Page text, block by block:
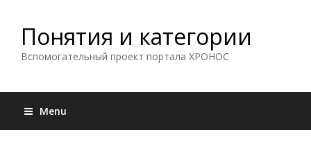
Понятия и категории
Вспомогательный проект портала ХРОНОС
Menu